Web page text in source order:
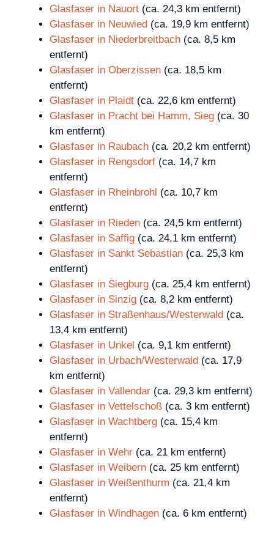
Glasfaser in Nauort (ca. 24,3 km entfernt)
Glasfaser in Neuwied (ca. 19,9 km entfernt)
Glasfaser in Niederbreitbach (ca. 8,5 km
entfernt)
Glasfaser in Oberzissen (ca. 18,5 km
entfernt)
Glasfaser in Plaidt (ca. 22,6 km entfernt)
Glasfaser in Pracht bei Hamm, Sieg (ca. 30
km entfernt)
Glasfaser in Raubach (ca. 20,2 km entfernt)
Glasfaser in Rengsdorf (ca. 14,7 km
entfernt)
Glasfaser in Rheinbrohl (ca. 10,7 km
entfernt)
Glasfaser in Rieden (ca. 24,5 km entfernt)
Glasfaser in Saffig (ca. 24,1 km entfernt)
Glasfaser in Sankt Sebastian (ca. 25,3 km
entfernt)
Glasfaser in Siegburg (ca. 25,4 km entfernt)
Glasfaser in Sinzig (ca. 8,2 km entfernt)
Glasfaser in Straßenhaus/Westerwald (ca.
13,4 km entfernt)
Glasfaser in Unkel (ca. 9,1 km entfernt)
Glasfaser in Urbach/Westerwald (ca. 17,9
km entfernt)
Glasfaser in Vallendar (ca. 29,3 km entfernt)
Glasfaser in Vettelschoß (ca. 3 km entfernt)
Glasfaser in Wachtberg (ca. 15,4 km
entfernt)
Glasfaser in Wehr (ca. 21 km entfernt)
Glasfaser in Weibern (ca. 25 km entfernt)
Glasfaser in Weißenthurm (ca. 21,4 km
entfernt)
Glasfaser in Windhagen (ca. 6 km entfernt)